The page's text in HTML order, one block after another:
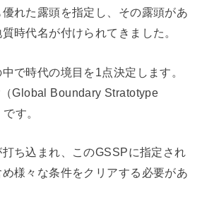
れた露頭を指定し、その露頭があ
時代名が付けられてきました。
で時代の境目を1点決定します。
Global Boundary Stratotype
す。
ち込まれ、このGSSPに指定され
様々な条件をクリアする必要があ